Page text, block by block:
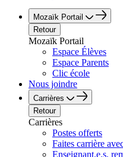
Mozaïk Portail
Retour
Mozaïk Portail
Espace Élèves
Espace Parents
Clic école
Nous joindre
Carrières
Retour
Carrières
Postes offerts
Faites carrière
Enseignant.e.s,